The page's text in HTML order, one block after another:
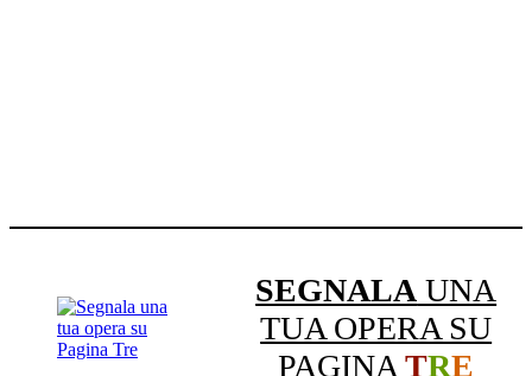
SEGNALA UNA
TUA OPERA SU
PAGINATRE